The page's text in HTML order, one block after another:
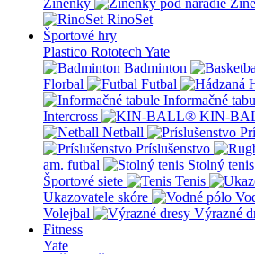
Žínenky
RinoSet
Športové hry
Plastico Rototech Yate
Badminton
Florbal
Futbal
Informačné
Intercross
KIN-
Netball
Príslušenstvo
am. futbal
Stolný tenis
Športové siete
Tenis
Ukazovatele skóre
Volejbal
Výrazné
Fitness
Yate